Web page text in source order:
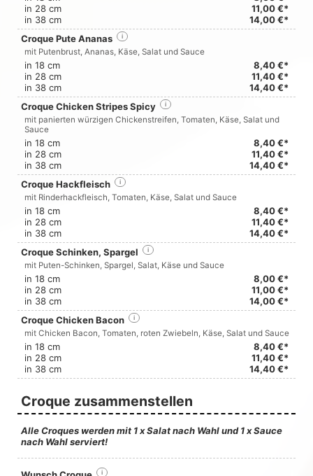
in 28 cm
11,00 €*
in 38 cm
14,00 €*
Croque Pute Ananas
i
mit Putenbrust, Ananas, Käse, Salat und Sauce
in 18 cm
8,40 €*
in 28 cm
11,40 €*
in 38 cm
14,40 €*
Croque Chicken Stripes Spicy
i
mit panierten würzigen Chickenstreifen, Tomaten, Käse, Salat und
Sauce
in 18 cm
8,40 €*
in 28 cm
11,40 €*
in 38 cm
14,40 €*
Croque Hackfleisch
i
mit Rinderhackfleisch, Tomaten, Käse, Salat und Sauce
in 18 cm
8,40 €*
in 28 cm
11,40 €*
in 38 cm
14,40 €*
Croque Schinken, Spargel
i
mit Puten-Schinken, Spargel, Salat, Käse und Sauce
in 18 cm
8,00 €*
in 28 cm
11,00 €*
in 38 cm
14,00 €*
Croque Chicken Bacon
i
mit Chicken Bacon, Tomaten, roten Zwiebeln, Käse, Salat und Sauce
in 18 cm
8,40 €*
in 28 cm
11,40 €*
in 38 cm
14,40 €*
Croque zusammenstellen
Alle Croques werden mit 1 x Salat nach Wahl und 1 x Sauce
nach Wahl serviert!
i